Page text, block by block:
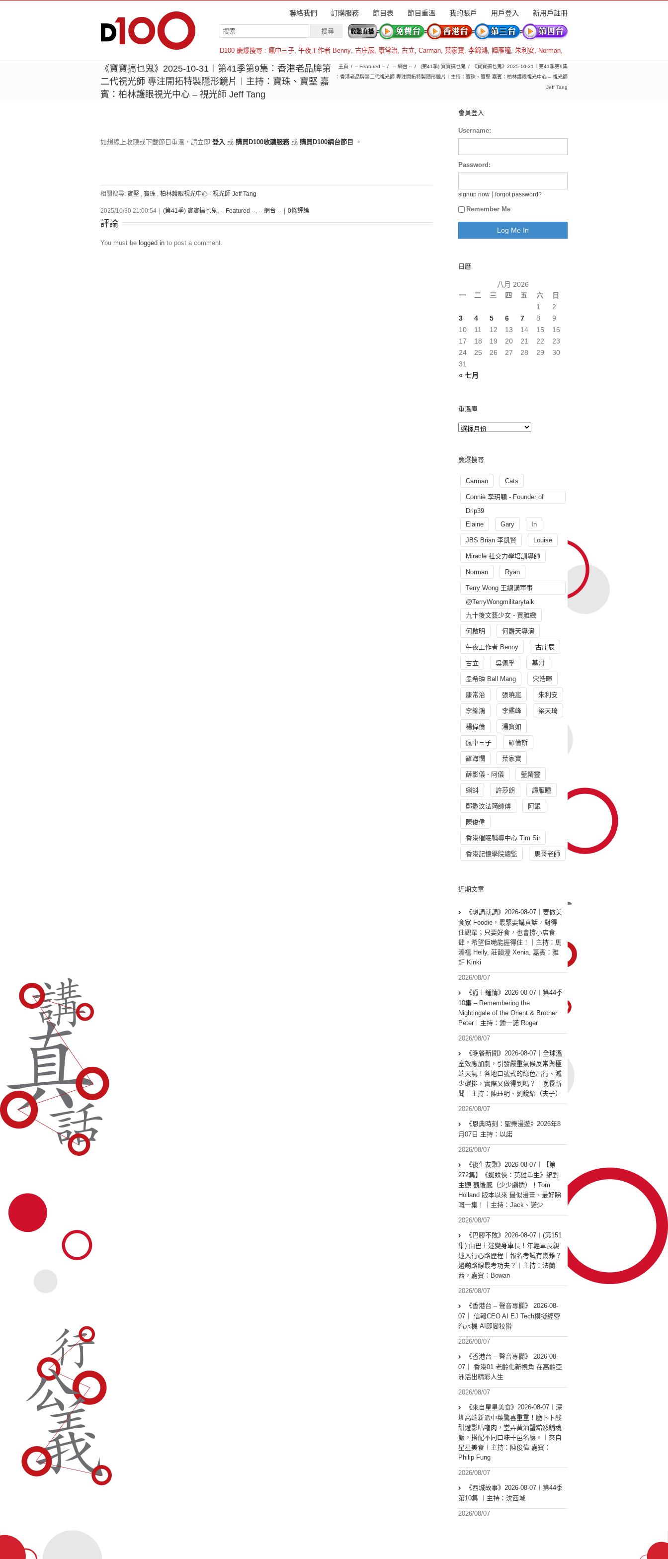
聯絡我們 訂購服務 節目表 節目重溫 我的賬戶 用戶登入 新用戶註冊
D100 慶爆搜尋 : 瘋中三子, 午夜工作者 Benny, 古庄辰, 康常治, 古立, Carman, 葉家寶, 李錦鴻, 譚雁瞳, 朱利安, Norman,
羅倫斯
《寶寶搞乜鬼》2025-10-31︱第41季第9集︰香港老品牌第
二代視光師 專注開拓特製隱形鏡片︱主持：寶珠、寶堅 嘉
賓：柏林護眼視光中心 – 視光師 Jeff Tang
主頁 -- Featured -- -- 網台 -- (第41季) 寶寶搞乜鬼
《寶寶搞乜鬼》2025-10-31︱第41季第9集
︰香港老品牌第二代視光師 專注開拓特製隱形鏡片︱主持：寶珠、寶堅 嘉賓：柏林護眼視光中心 – 視光師
Jeff Tang
如想線上收聽或下載節目重溫，請立即 登入 或 購買D100收聽服務 或 購買D100網台節目 。
相關搜尋: 寶堅 , 寶珠 , 柏林護眼視光中心 - 視光師 Jeff Tang
2025/10/30 21:00:54 (第41季) 寶寶搞乜鬼, -- Featured --, -- 網台 -- 0條評論
評論
You must be logged in to post a comment.
會員登入
Username:
Password:
signup now forgot password?
Remember Me
日曆
八月 2026
一
二 三 四 五 六 日
« 七月
1
2
3
4 5 6 7 8
9
10
11 12 13 14 15
16
17
18 19 20 21 22
23
24
25 26 27 28 29
30
31
重溫庫
慶爆搜尋
Carman Cats
Connie 李玥穎 - Founder of
Drip39
Elaine
Gary In
JBS Brian 李凱賢 Louise
Miracle 社交力學培訓導師
Norman Ryan
Terry Wong 王總講軍事
@TerryWongmilitarytalk
九十後文藝少女 - 賈雅緻
何啟明 何爵天導演
午夜工作者 Benny 古庄辰
古立 吳佩孚 基哥
孟希璘 Ball Mang 宋浩暉
康常治 張曉嵐 朱利安
李錦鴻 李鑑峰 梁天琦
楊偉倫 湯寳如
瘋中三子 羅倫斯
羅海憫 葉家寶
薛影儀 - 阿儀 藍精靈
蝌蚪 許莎朗 譚雁瞳
鄭遨汶法筠師傅 阿銀
陳俊偉
香港催眠輔導中心 Tim Sir
香港記憶學院總監 馬哥老師
近期文章
《想講就講》2026-08-07｜要做美
食家 Foodie，最緊要講真話，對得
住觀眾；只要好食，也會撐小店食
肆，希望佢哋能捱得住！｜主持：馬
溱禧 Heily, 莊韻澄 Xenia, 嘉賓：雅
軒 Kinki
2026/08/07
《爵士鍾情》2026-08-07︱第44季
10集 – Remembering the
Nightingale of the Orient & Brother
Peter︱主持：鍾一諾 Roger
2026/08/07
《晚餐新聞》2026-08-07｜全球溫
室效應加劇，引發嚴重氣候反常與極
端天氣！各地口號式的綠色出行、減
少碳排，實際又做得到嗎？｜晚餐新
聞｜主持：陳珏明、劉銳紹（夫子）
2026/08/07
《恩典時刻：聖樂漫遊》2026年8
月07日 主持：以諾
2026/08/07
《後生友聚》2026-08-07︱【第
272集】《蜘蛛俠：英雄重生》絕對
主觀 觀後感（少少劇透）！Tom
Holland 版本以來 最似漫畫、最好睇
嘅一集！｜主持：Jack、諾少
2026/08/07
《巴膠不敗》2026-08-07︱(第151
集) 由巴士迷變身車長！年輕車長親
述入行心路歷程｜報名考試有幾難？
邊啲路線最考功夫？︱主持：法蘭
西，嘉賓︰Bowan
2026/08/07
《香港台 – 聲音專欄》 2026-08-
07｜ 信報CEO AI EJ Tech模擬經營
汽水機 AI即變狡猾
2026/08/07
《香港台 – 聲音專欄》 2026-08-
07｜ 香港01 老齡化新視角 在高齡亞
洲活出精彩人生
2026/08/07
《來自星星美食》2026-08-07︱深
圳高端新派中菜驚喜重重！脆卜卜酸
甜燈影咕嚕肉，堂弄黃油蟹黯然銷魂
飯，搭配不同口味干邑名釀。︱來自
星星美食︱主持：陳俊偉 嘉賓：
Philip Fung
2026/08/07
《西城故事》2026-08-07︱第44季
第10集 ︱主持：沈西城
2026/08/07